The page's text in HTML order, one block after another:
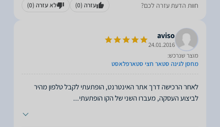
חוות הדעת עזרה לכם? עזרה (0) לא עזרה (0)
aviso
24.01.2016
מוצר שנרכש:
מחסן לגינה סטאר חצי סטארפלאסט
לאחר הרכישה דרך אתר האינטרנט, הופתעתי לקבל טלפון מהיר
לביצוע העסקה, מעברו השני של הקו הופתעתי...